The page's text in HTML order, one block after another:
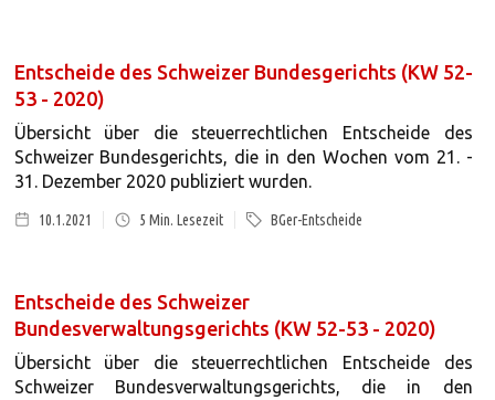
Entscheide des Schweizer Bundesgerichts (KW 52-
53 - 2020)
Übersicht über die steuerrechtlichen Entscheide des
Schweizer Bundesgerichts, die in den Wochen vom 21. -
31. Dezember 2020 publiziert wurden.
10.1.2021 5 Min. Lesezeit BGer-Entscheide
Entscheide des Schweizer
Bundesverwaltungsgerichts (KW 52-53 - 2020)
Übersicht über die steuerrechtlichen Entscheide des
Schweizer Bundesverwaltungsgerichts, die in den